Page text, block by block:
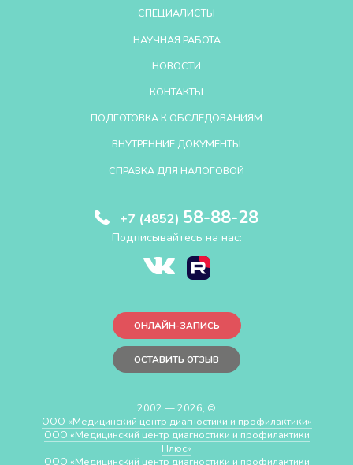
СПЕЦИАЛИСТЫ
НАУЧНАЯ РАБОТА
НОВОСТИ
КОНТАКТЫ
ПОДГОТОВКА К ОБСЛЕДОВАНИЯМ
ВНУТРЕННИЕ ДОКУМЕНТЫ
СПРАВКА ДЛЯ НАЛОГОВОЙ
+7 (4852) 58-88-28
Подписывайтесь на нас:
ОНЛАЙН-ЗАПИСЬ
ОСТАВИТЬ ОТЗЫВ
2002 — 2026, ©
ООО «Медицинский центр диагностики и профилактики»
ООО «Медицинский центр диагностики и профилактики
Плюс»
ООО «Медицинский центр диагностики и профилактики